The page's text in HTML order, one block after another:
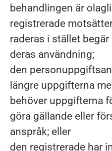
behandlingen är
registrerade
raderas i stället
deras användning;
den
längre uppgifterna
behöver uppgifterna
göra gällande eller
anspråk; eller
den registrerade har